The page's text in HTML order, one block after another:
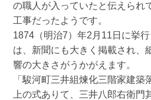
の職人が入っていたと伝えられ
工事だったようです。
1874（明治7）年2月11日に挙
は、新聞にも大きく掲載され、
響の大きさがうかがえます。
「駿河町三井組煉化三階家建
上の式ありて、三井八郎右衛門